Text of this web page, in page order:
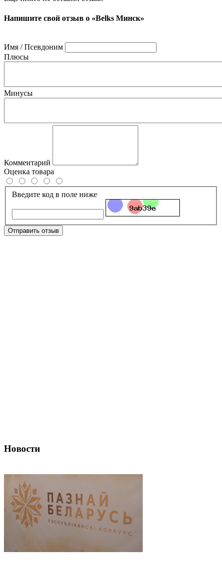
Напишите свой отзыв о «Belks Минск»
Имя / Псевдоним
Плюсы
Минусы
Комментарий
Оценка товара
Введите код в поле ниже
Отправить отзыв
Новости